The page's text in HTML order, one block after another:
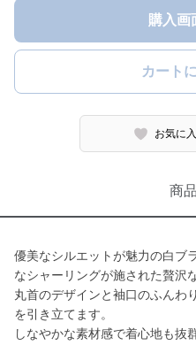
購入画
カート
お気に
商
優美なシルエットが魅力の白ブ
なシャーリングが施された贅沢
丸首のデザインと袖口のふんわ
を引き立てます。
しなやかな素材感で着心地も抜